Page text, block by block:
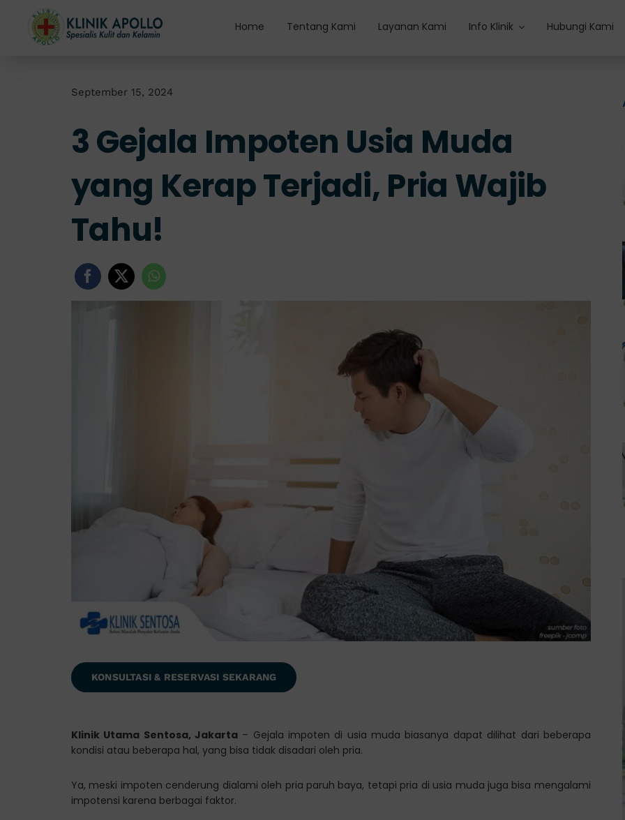
content
Home Tentang Kami Layanan Kami Info Klinik Hubungi Kami
September 15, 2024
3 Gejala Impoten Usia Muda
yang Kerap Terjadi, Pria Wajib
Tahu!
KONSULTASI & RESERVASI SEKARANG
Klinik Utama Sentosa, Jakarta – Gejala impoten di usia muda biasanya dapat dilihat dari beberapa
kondisi atau beberapa hal, yang bisa tidak disadari oleh pria.
Ya, meski impoten cenderung dialami oleh pria paruh baya, tetapi pria di usia muda juga bisa mengalami
impotensi karena berbagai faktor.